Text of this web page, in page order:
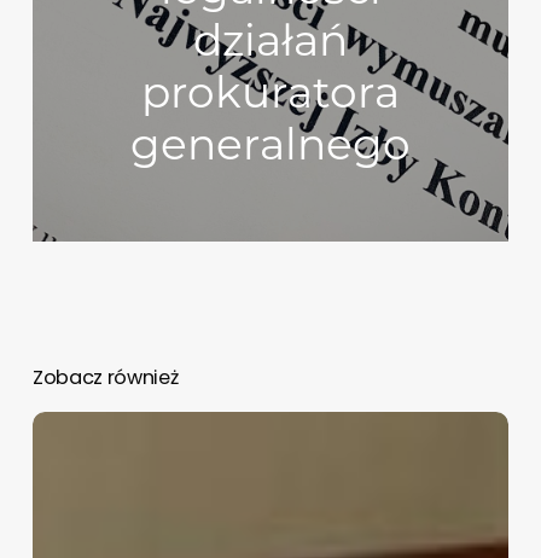
działań
prokuratora
generalnego
Zobacz również